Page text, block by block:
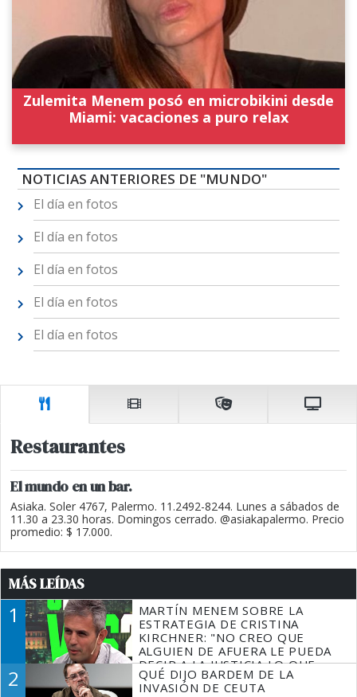
Zulemita Menem posó en microbikini desde
Miami: vacaciones a puro relax
NOTICIAS ANTERIORES DE "MUNDO"
El día en fotos
El día en fotos
El día en fotos
El día en fotos
El día en fotos
Restaurantes
El mundo en un bar.
Asiaka. Soler 4767, Palermo. 11.2492-8244. Lunes a sábados de
11.30 a 23.30 horas. Domingos cerrado. @asiakapalermo. Precio
promedio: $ 17.000.
MÁS LEÍDAS
1
MARTÍN MENEM SOBRE LA
ESTRATEGIA DE CRISTINA
KIRCHNER: "NO CREO QUE
ALGUIEN DE AFUERA LE PUEDA
DECIR A LA JUSTICIA LO QUE
TIENE QUE HACER"
2
QUÉ DIJO BARDEM DE LA
INVASIÓN DE CEUTA